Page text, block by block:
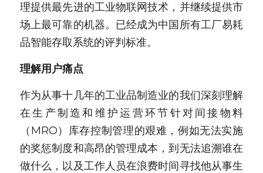
理提供最先进的工业物联网技术，并继续提供市
场上最可靠的机器。已经成为中国所有工厂易耗
品智能存取系统的评判标准。
理解用户痛点
作为从事十几年的工业品制造业的我们深刻理解
在生产制造和维护运营环节针对间接物料
（MRO）库存控制管理的艰难，例如无法实施
的奖惩制度和高昂的管理成本，到无法追溯谁在
做什么，以及工作人员在浪费时间寻找他从事生